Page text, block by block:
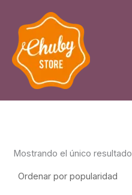
contenido
Mostrando el único resultado